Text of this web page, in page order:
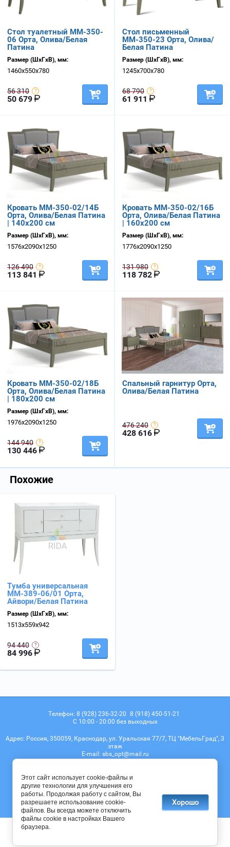
Стол туалетный ММ-350-
06 Орта, Олива/Белая
Патина
Размер (ШхГхВ), мм:
1460х550х780
56 310
50 679
Стол письменный
ММ-350-23 Орта, Олива/
Белая Патина
Размер (ШхГхВ), мм:
1245х700х780
68 790
61 911
Кровать ММ-350-02/14Б
Орта, Олива/Белая Патина
| 140х200 см
Размер (ШхГхВ), мм:
1576х2090х1250
126 490
113 841
Кровать ММ-350-02/16Б
Орта, Олива/Белая Патина
| 160х200 см
Размер (ШхГхВ), мм:
1776х2090х1250
131 980
118 782
Кровать ММ-350-02/18Б
Орта, Олива/Белая Патина
| 180х200 см
Размер (ШхГхВ), мм:
1976х2090х1250
144 940
130 446
Спальный гарнитур Орта,
Олива/Белая Патина
476 240
428 616
Похожие
Тумба универсальная
ММ-389-06/01 Орта,
Айвори/Белая Патина
Размер (ШхГхВ), мм:
1513х559х942
94 440
84 996
Телефон: 8 (928) 236-32-20 8 (918) 450-51-21
С 10:00 - 20:00 без выходных
Адрес: Россия, 350059, Краснодар, ул. Уральская 77/7, ТЦ "МебельГрад", 3
этаж
Е-mail: sbs_opt@mail.ru
© 2017 - 2026
Этот сайт использует cookie-файлы и
другие технологии для улучшения его
работы. Продолжая работу с сайтом, Вы
разрешаете использование cookie-
файлов. Вы всегда можете отключить
файлы cookie в настройках Вашего
браузера.
Хорошо